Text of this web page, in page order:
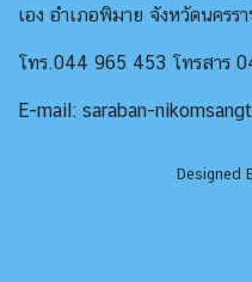
เอง อำเภอพิมาย จังหวัดนครร
โทร.044 965 453 โทรสาร
E-mail: saraban-
Designed